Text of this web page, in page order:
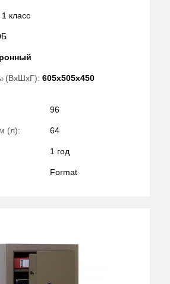
1 класс
(ВхШхГ): 605x505x450
96
(л): 64
1 год
Format